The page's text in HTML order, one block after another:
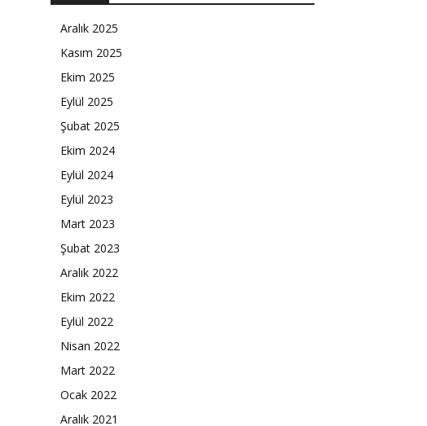
Aralık 2025
Kasım 2025
Ekim 2025
Eylül 2025
Şubat 2025
Ekim 2024
Eylül 2024
Eylül 2023
Mart 2023
Şubat 2023
Aralık 2022
Ekim 2022
Eylül 2022
Nisan 2022
Mart 2022
Ocak 2022
Aralık 2021